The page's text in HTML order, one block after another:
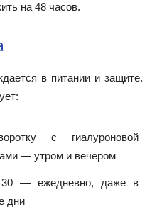
на 48 часов.
в питании и защите.
с гиалуроновой
— утром и вечером
30 — ежедневно, даже в
дни